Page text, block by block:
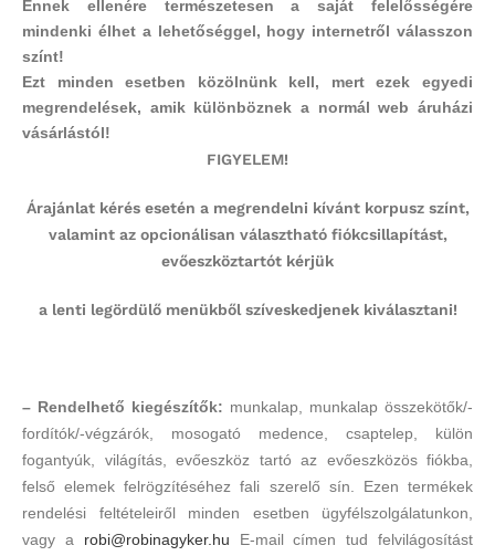
Ennek ellenére természetesen a saját felelősségére
mindenki élhet a lehetőséggel, hogy internetről válasszon
színt!
Ezt minden esetben közölnünk kell, mertezek egyedi
megrendelések, amik különböznek a normál web áruházi
vásárlástól!
FIGYELEM!
Árajánlat kérés esetén a megrendelni kívánt korpusz színt,
valamint az opcionálisan választható fiókcsillapítást,
evőeszköztartót kérjük
a lenti legördülő menükből szíveskedjenek kiválasztani!
– Rendelhető kiegészítők: munkalap, munkalap összekötők/-
fordítók/-végzárók, mosogató medence, csaptelep, külön
fogantyúk, világítás, evőeszköz tartó az evőeszközös fiókba,
felső elemek felrögzítéséhez fali szerelő sín. Ezen termékek
rendelési feltételeiről minden esetben ügyfélszolgálatunkon,
vagy a
robi@robinagyker.hu
E-mail címen tud felvilágosítást